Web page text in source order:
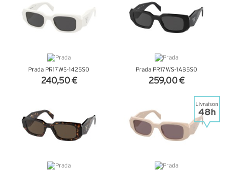
Prada PR17WS-1425S0
240,50 €
Prada PR17WS-1AB5S0
259,00 €